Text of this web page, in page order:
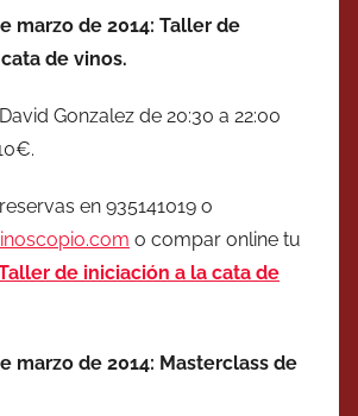
marzo de 2014: Taller de
de vinos.
Gonzalez de 20:30 a 22:00
en 935141019 o
o compar online tu
de iniciación a la cata de
marzo de 2014: Masterclass de